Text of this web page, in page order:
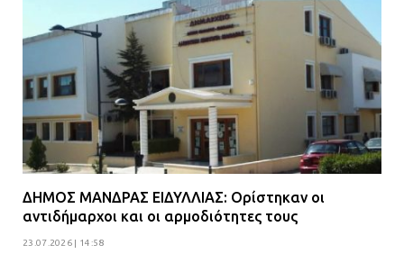
Βούλα: Κραυγή αγωνίας από
κατοίκους για την οδό Άρεως –
«Τρέχουν με 90 χλμ. μέσα στη
γειτονιά»
07.07.2026 | 09:48
ΔΗΜΟΣ ΜΑΝΔΡΑΣ ΕΙΔΥΛΛΙΑΣ: Ορίστηκαν οι
αντιδήμαρχοι και οι αρμοδιότητες τους
23.07.2026 | 14:58